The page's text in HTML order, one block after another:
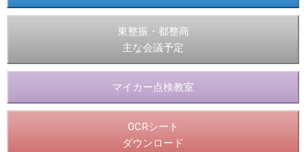
東整振・都整商
主な会議予定
マイカー点検教室
OCRシート
ダウンロード